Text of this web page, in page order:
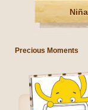
Precious Moments